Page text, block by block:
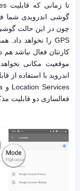
گوشی اندرویدی شما
چون در این حالت گوشی
کارتتان فعال نباشد
موقعیت مکانی
فعالسازی دو قابلیت